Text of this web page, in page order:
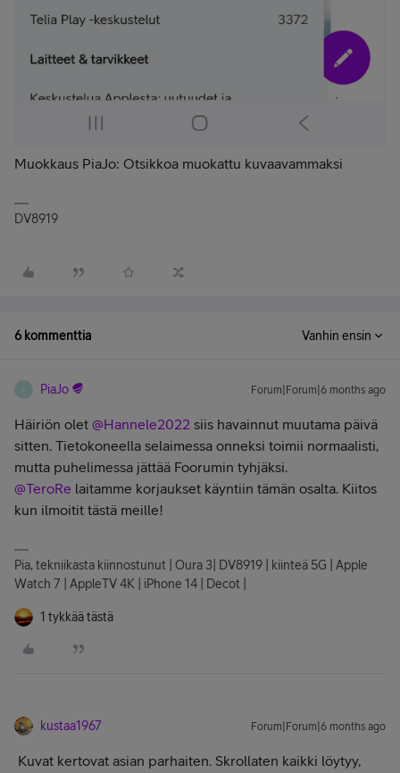
Muokkaus PiaJo: Otsikkoa muokattu kuvaavammaksi
DV8919
6 kommenttia Vanhin ensin
PiaJo Forum|Forum|6 months ago
Häiriön olet ​ @Hannele2022 siis havainnut muutama päivä
sitten. Tietokoneella selaimessa onneksi toimii normaalisti,
mutta puhelimessa jättää Foorumin tyhjäksi. ​
@TeroRe laitamme korjaukset käyntiin tämän osalta. Kiitos
kun ilmoitit tästä meille!
Pia, tekniikasta kiinnostunut | Oura 3| DV8919 | kiinteä 5G | Apple
Watch 7 | AppleTV 4K | iPhone 14 | Decot |
1 tykkää tästä
kustaa1967 Forum|Forum|6 months ago
Kuvat kertovat asian parhaiten. Skrollaten kaikki löytyy,